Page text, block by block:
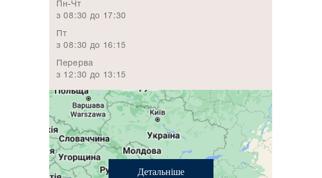
Пн-Чт
з 08:30 до 17:30
Пт
з 08:30 до 16:15
Перерва
з 12:30 до 13:15
Детальніше